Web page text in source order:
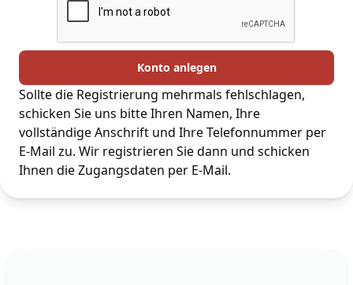
Sollte die Registrierung mehrmals fehlschlagen,
schicken Sie uns bitte Ihren Namen, Ihre
vollständige Anschrift und Ihre Telefonnummer per
E-Mail zu. Wir registrieren Sie dann und schicken
Ihnen die Zugangsdaten per E-Mail.